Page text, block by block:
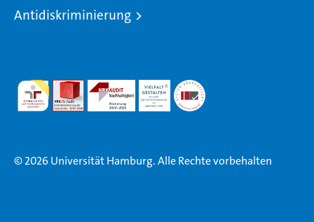
Antidiskriminierung
© 2026 Universität Hamburg. Alle Rechte vorbehalten